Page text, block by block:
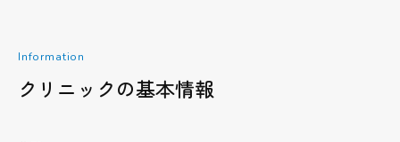
Information
クリニックの基本情報